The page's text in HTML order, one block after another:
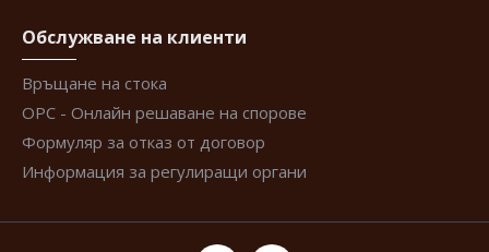
Обслужване на клиенти
Връщане на стока
ОРС - Онлайн решаване на спорове
Формуляр за отказ от договор
Информация за регулиращи органи